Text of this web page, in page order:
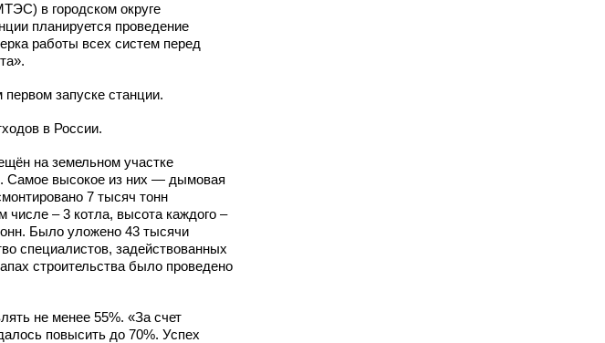
в городском округе
планируется проведение
работы всех систем перед
запуске станции.
в России.
на земельном участке
Самое высокое из них — дымовая
7 тысяч тонн
числе – 3 котла, высота каждого –
Было уложено 43 тысячи
специалистов, задействованных
строительства было проведено
не менее 55%. «За счет
повысить до 70%. Успех